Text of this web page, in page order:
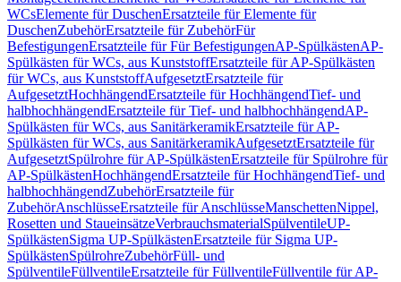
WCsElemente für DuschenErsatzteile für Elemente für
DuschenZubehörErsatzteile für ZubehörFür
BefestigungenErsatzteile für Für BefestigungenAP-SpülkästenAP-
Spülkästen für WCs, aus KunststoffErsatzteile für AP-Spülkästen
für WCs, aus KunststoffAufgesetztErsatzteile für
AufgesetztHochhängendErsatzteile für HochhängendTief- und
halbhochhängendErsatzteile für Tief- und halbhochhängendAP-
Spülkästen für WCs, aus SanitärkeramikErsatzteile für AP-
Spülkästen für WCs, aus SanitärkeramikAufgesetztErsatzteile für
AufgesetztSpülrohre für AP-SpülkästenErsatzteile für Spülrohre für
AP-SpülkästenHochhängendErsatzteile für HochhängendTief- und
halbhochhängendZubehörErsatzteile für
ZubehörAnschlüsseErsatzteile für AnschlüsseManschettenNippel,
Rosetten und StaueinsätzeVerbrauchsmaterialSpülventileUP-
SpülkästenSigma UP-SpülkästenErsatzteile für Sigma UP-
SpülkästenSpülrohreZubehörFüll- und
SpülventileFüllventileErsatzteile für FüllventileFüllventile für AP-